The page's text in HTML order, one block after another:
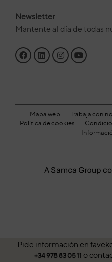
Newsletter
Mantente al día de todas
Mapa web Trabaja con
Política de cookies
Pide información en
+34 978 83 05 11 o